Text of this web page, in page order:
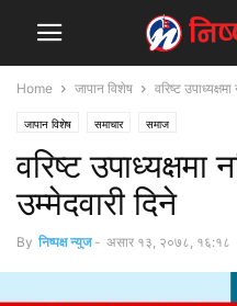
Home जापान विशेष वरिष्ट
जापान विशेष समाचार समाज
वरिष्ट उपाध्यक्षमा
उम्मेदवारी दिने
By निष्पक्ष न्युज - असार १३, २०७८, १६:१८